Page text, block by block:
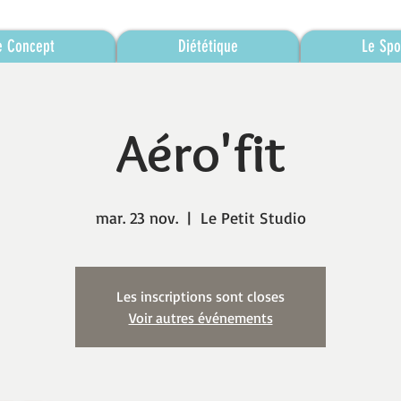
Concept Diététique Le
Aéro'fit
mar. 23 nov.
  |
Le Petit Studio
Les inscriptions sont closes
Voir autres événements